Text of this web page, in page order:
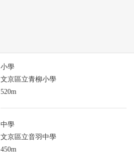
小學
文京區立青柳小學
520m
中學
文京區立音羽中學
450m